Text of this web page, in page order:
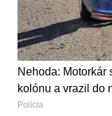
Nehoda: Motorkár
kolónu a vrazil do
Polícia